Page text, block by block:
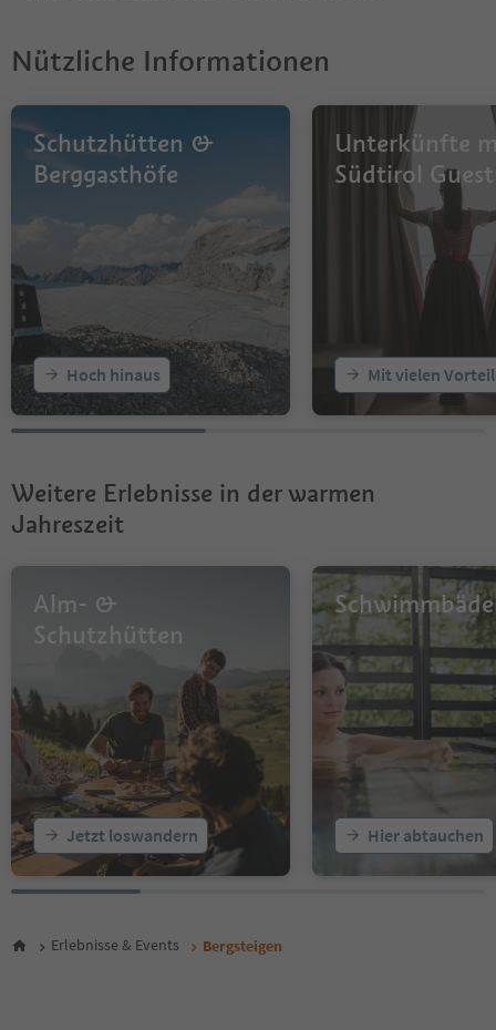
Nützliche Informationen
Schutzhütten &
Berggasthöfe
Hoch hinaus
Unterkünfte
Südtirol Guest
Mit vielen
Weitere Erlebnisse in der warmen
Jahreszeit
Alm- &
Schutzhütten
Jetzt loswandern Hier abtauchen
Erlebnisse & Events Bergsteigen